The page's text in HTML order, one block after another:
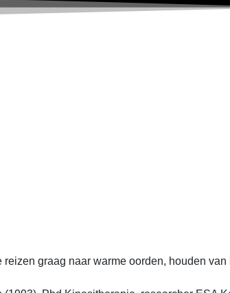
graag naar warme oorden, houden van